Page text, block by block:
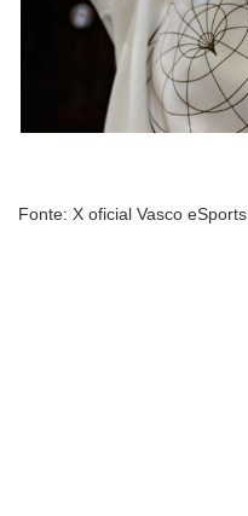
Fonte: X oficial Vasco eSports